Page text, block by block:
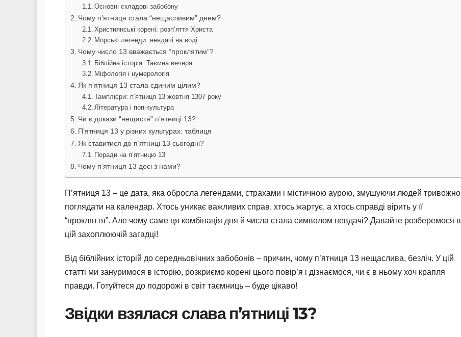
Основні складові забобону
Чому п’ятниця стала “нещасливим” днем?
Християнські корені: розп’яття Христа
Морські легенди: невдачі на воді
Чому число 13 вважається “проклятим”?
Біблійна історія: Таємна вечеря
Міфологія і нумерологія
Як п’ятниця 13 стала єдиним цілим?
Тамплієри: п’ятниця 13 жовтня 1307 року
Література і поп-культура
Чи є докази “нещастя” п’ятниці 13?
П’ятниця 13 у різних культурах: таблиця
Як ставитися до п’ятниці 13 сьогодні?
Поради на п’ятницю 13
Чому п’ятниця 13 досі з нами?
П’ятниця 13 – це дата, яка обросла легендами, страхами і містичною аурою, змушуючи людей тривожно
поглядати на календар. Хтось уникає важливих справ, хтось жартує, а хтось справді вірить у її
“прокляття”. Але чому саме ця комбінація дня й числа стала символом невдачі? Давайте розберемося в
цій захоплюючій загадці!
Від біблійних історій до середньовічних забобонів – причин, чому п’ятниця 13 нещаслива, безліч. У цій
статті ми зануримося в історію, розкриємо корені цього повір’я і дізнаємося, чи є в ньому хоч крапля
правди. Готуйтеся до подорожі в світ таємниць – буде цікаво!
Звідки взялася слава п’ятниці 13?